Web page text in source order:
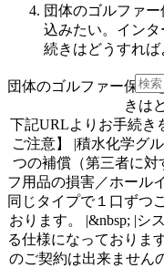
団体のゴルファー
込みたい。イン
続きはどうすれば
団体のゴルファー保険
きは
下記URLよりお手続き
ご注意】 |積水化学グ
つの補償（第三者に
フ用品の損害／ホール
同じタイプで１口ずつ
おります。 |&nbsp; |シ
る仕様になっておりま
のご契約は出来ません